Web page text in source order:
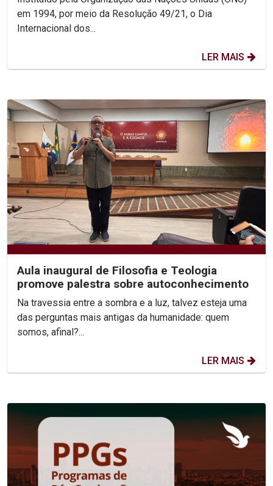
em 1994, por meio da Resolução 49/21, o Dia
Internacional dos...
LER MAIS
Aula inaugural de Filosofia e Teologia
promove palestra sobre autoconhecimento
Na travessia entre a sombra e a luz, talvez esteja uma
das perguntas mais antigas da humanidade: quem
somos, afinal?...
LER MAIS